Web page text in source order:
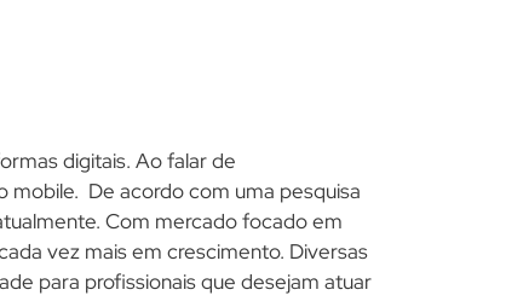
digitais. Ao falar de
mobile. De acordo com uma pesquisa
Com mercado focado em
vez mais em crescimento. Diversas
para profissionais que desejam atuar